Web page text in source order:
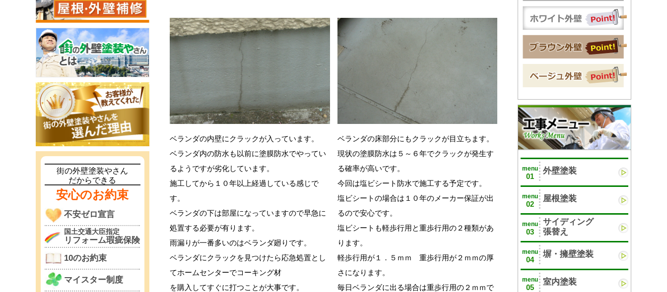
ベランダの内壁にクラックが入っています。
ベランダ内の防水も以前に塗膜防水でやってい
るようですが劣化しています。
施工してから１０年以上経過している感じで
す。
ベランダの下は部屋になっていますので早急に
処置する必要が有ります。
雨漏りが一番多いのはベランダ廻りです。
ベランダにクラックを見つけたら応急処置とし
てホームセンターでコーキング材
を購入してすぐに打つことが大事です。
ベランダの床部分にもクラックが目立ちます。
現状の塗膜防水は５～６年でクラックが発生す
る確率が高いです。
今回は塩ビシート防水で施工する予定です。
塩ビシートの場合は１０年のメーカー保証が出
るので安心です。
塩ビシートも軽歩行用と重歩行用の２種類があ
ります。
軽歩行用が１．５ｍｍ 重歩行用が２ｍｍの厚
さになります。
毎日ベランダに出る場合は重歩行用の２ｍｍで
menu
01
外壁塗装
menu
02
屋根塗装
menu
03
サイディング
張替え
menu
04
塀・擁壁塗装
menu
05
室内塗装
街の外壁塗装やさん
だからできる
安心のお約束
不安ゼロ宣言
国土交通大臣指定
リフォーム瑕疵保険
10のお約束
マイスター制度